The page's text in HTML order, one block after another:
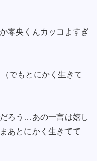
零央くんカッコよすぎ
でもとにかく生きて
ろう…あの一言は嬉し
あとにかく生きてて